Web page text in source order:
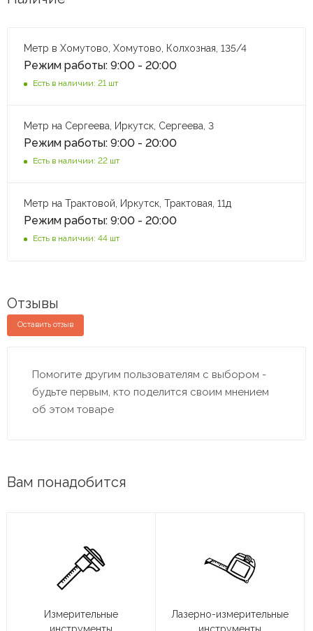
Метр в Хомутово, Хомутово, Колхозная, 135/4
Режим работы: 9:00 - 20:00
Есть в наличии: 21 шт
Метр на Сергеева, Иркутск, Сергеева, 3
Режим работы: 9:00 - 20:00
Есть в наличии: 22 шт
Метр на Трактовой, Иркутск, Трактовая, 11д
Режим работы: 9:00 - 20:00
Есть в наличии: 44 шт
Отзывы
Оставить отзыв
Помогите другим пользователям с выбором -
будьте первым, кто поделится своим мнением
об этом товаре
Вам понадобится
Измерительные
инструменты
Лазерно-измерительные
инструменты